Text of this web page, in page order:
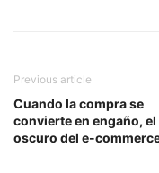
Previous article
Cuando la compra se
convierte en engaño, el
oscuro del e-